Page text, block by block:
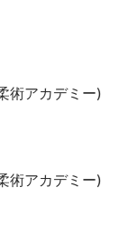
術アカデミー)
術アカデミー)